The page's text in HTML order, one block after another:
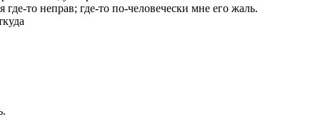
то неправ; где-то по-человечески мне его жаль.